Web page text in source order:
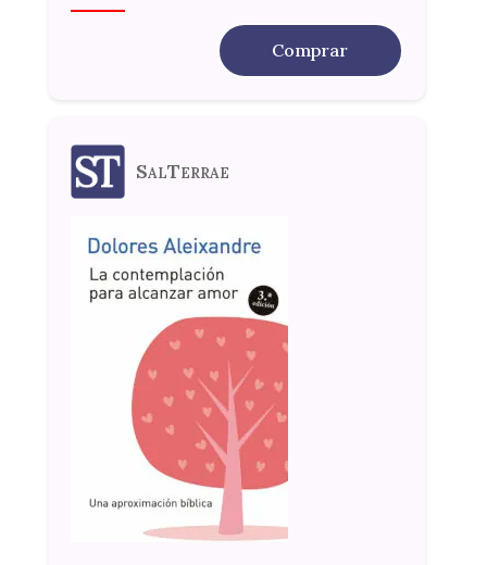
Comprar
SalTerrae